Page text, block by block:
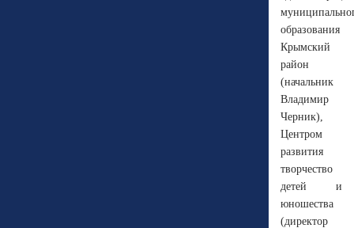
образования
Крымский
район
(начальник
Владимир
Черник),
Центром
развития
творчество
детей и
юношества
(директор